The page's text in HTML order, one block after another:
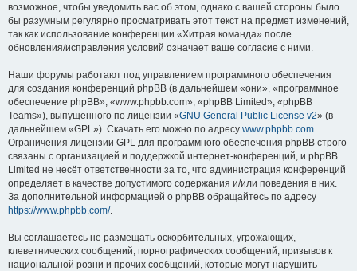
возможное, чтобы уведомить вас об этом, однако с вашей стороны было
бы разумным регулярно просматривать этот текст на предмет изменений,
так как использование конференции «Хитрая команда» после
обновления/исправления условий означает ваше согласие с ними.
Наши форумы работают под управлением программного обеспечения
для создания конференций phpBB (в дальнейшем «они», «программное
обеспечение phpBB», «www.phpbb.com», «phpBB Limited», «phpBB
Teams»), выпущенного по лицензии «GNU General Public License v2» (в
дальнейшем «GPL»). Скачать его можно по адресу www.phpbb.com.
Ограничения лицензии GPL для программного обеспечения phpBB строго
связаны с организацией и поддержкой интернет-конференций, и phpBB
Limited не несёт ответственности за то, что администрация конференций
определяет в качестве допустимого содержания и/или поведения в них.
За дополнительной информацией о phpBB обращайтесь по адресу
https://www.phpbb.com/.
Вы соглашаетесь не размещать оскорбительных, угрожающих,
клеветнических сообщений, порнографических сообщений, призывов к
национальной розни и прочих сообщений, которые могут нарушить